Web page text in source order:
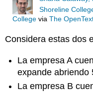
Shoreline
Collegevia The
Considera estas dos
La empresa A
expande abriendo
La empresa B